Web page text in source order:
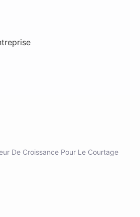
De Croissance Pour Le Courtage